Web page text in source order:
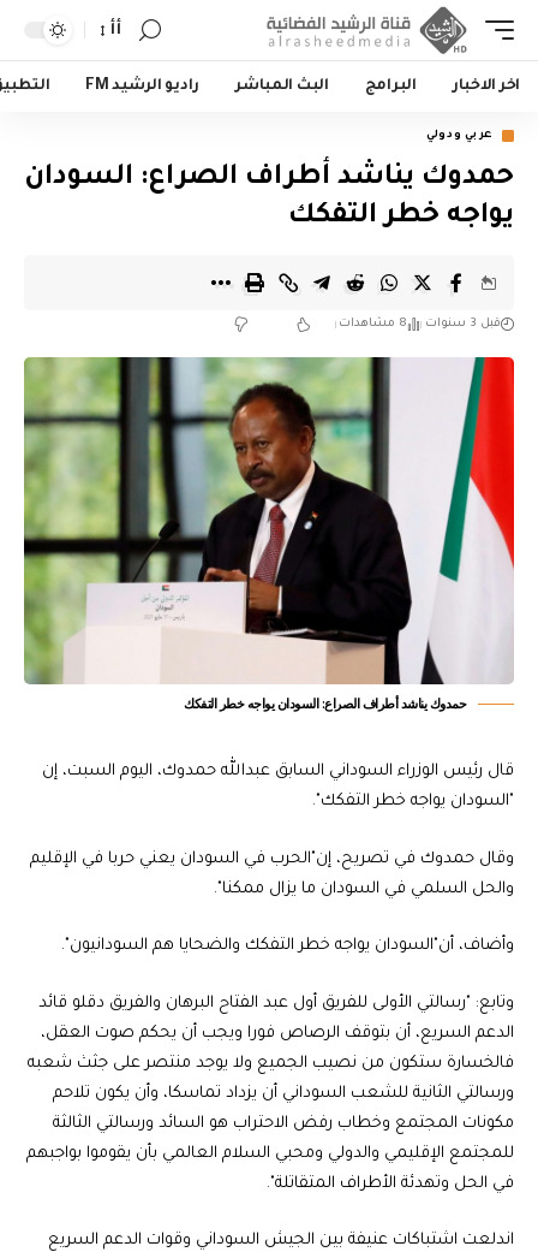
أأ
اخر الاخبار البرامج البث المباشر راديو الرشيد FM
عربي ودولي
حمدوك يناشد أطراف الصراع: السودان
يواجه خطر التفكك
قبل 3 سنوات 8 مشاهدات
حمدوك يناشد أطراف الصراع: السودان يواجه خطر التفكك
قال رئيس الوزراء السوداني السابق عبدالله حمدوك، اليوم السبت، إن
"السودان يواجه خطر التفكك".
وقال حمدوك في تصريح، إن"الحرب في السودان يعني حربا في الإقليم
والحل السلمي في السودان ما يزال ممكنا".
وأضاف، أن"السودان يواجه خطر التفكك والضحايا هم السودانيون".
وتابع: "رسالتي الأولى للفريق أول عبد الفتاح البرهان والفريق دقلو قائد
الدعم السريع، أن بتوقف الرصاص فورا ويجب أن يحكم صوت العقل،
فالخسارة ستكون من نصيب الجميع ولا يوجد منتصر على جثث شعبه
ورسالتي الثانية للشعب السوداني أن يزداد تماسكا، وأن يكون تلاحم
مكونات المجتمع وخطاب رفض الاحتراب هو السائد ورسالتي الثالثة
للمجتمع الإقليمي والدولي ومحبي السلام العالمي بأن يقوموا بواجبهم
في الحل وتهدئة الأطراف المتقاتلة".
اندلعت اشتباكات عنيفة بين الجيش السوداني وقوات الدعم السريع